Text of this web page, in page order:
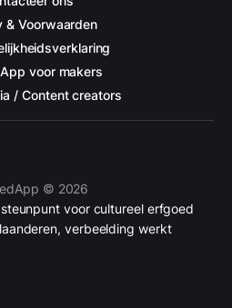
& Voorwaarden
voor makers
/ Content creators
© 2026
steunpunt voor cultureel erfgoed
verbeelding werkt